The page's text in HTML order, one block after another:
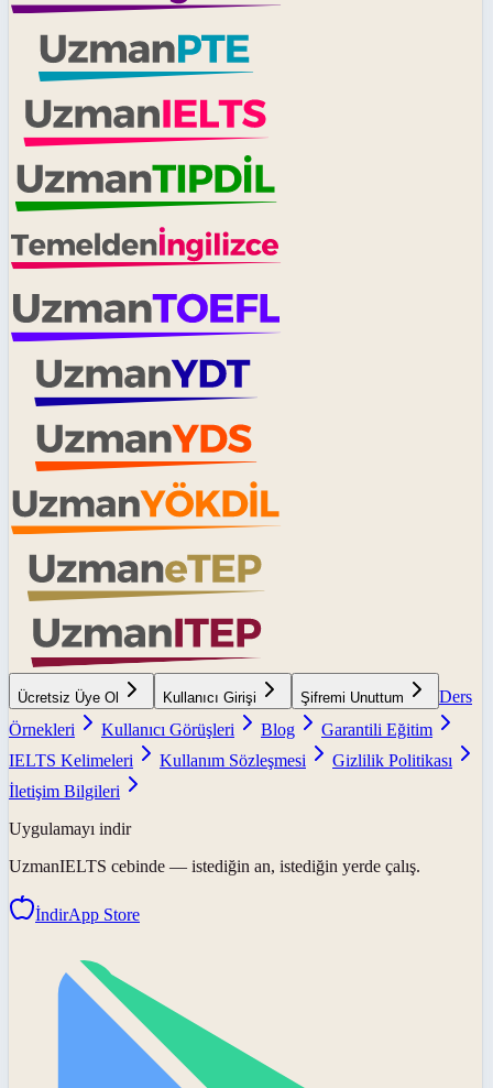
Ücretsiz Üye Ol Kullanıcı Girişi Şifremi Unuttum
Ders
Örnekleri
Kullanıcı Görüşleri Blog
Garantili Eğitim
IELTS Kelimeleri
Kullanım Sözleşmesi
Gizlilik Politikası
İletişim Bilgileri
Uygulamayı indir
UzmanIELTS cebinde — istediğin an, istediğin yerde çalış.
İndirApp Store